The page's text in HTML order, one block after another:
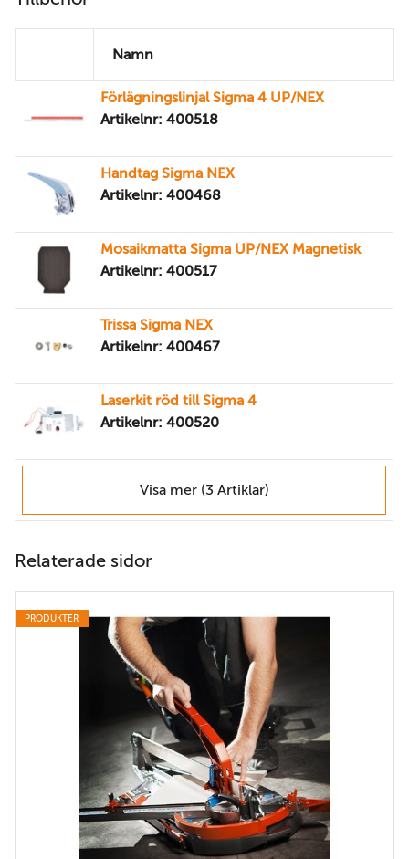
Namn
Förlägningslinjal Sigma 4 UP/NEX
Artikelnr: 400518
Handtag Sigma NEX
Artikelnr: 400468
Mosaikmatta Sigma UP/NEX Magnetisk
Artikelnr: 400517
Trissa Sigma NEX
Artikelnr: 400467
Laserkit röd till Sigma 4
Artikelnr: 400520
Visa mer (3 Artiklar)
Relaterade sidor
PRODUKTER